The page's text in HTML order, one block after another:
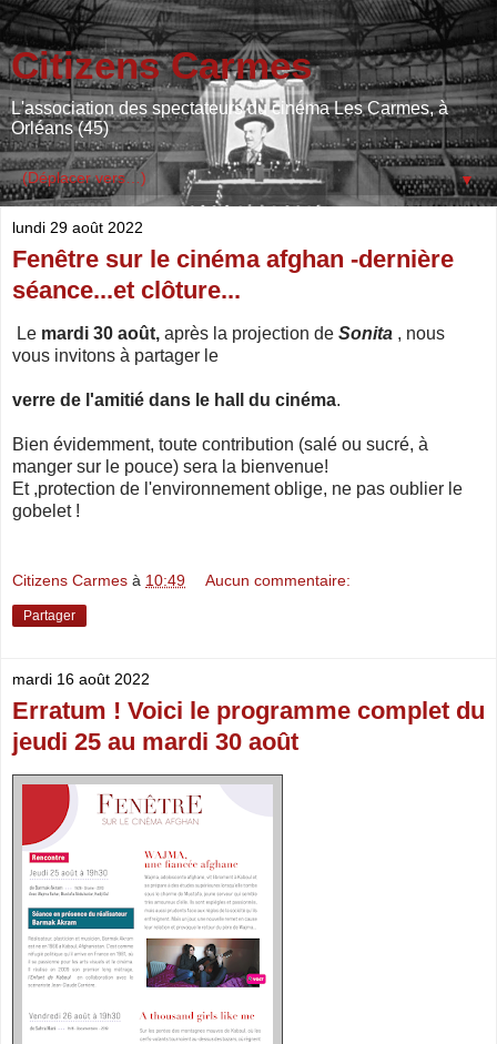
Citizens Carmes
L'association des spectateurs du cinéma Les Carmes, à
Orléans (45)
▼
lundi 29 août 2022
Fenêtre sur le cinéma afghan -dernière
séance...et clôture...
Le mardi 30 août, après la projection de Sonita , nous
vous invitons à partager le
verre de l'amitié dans le hall du cinéma.
Bien évidemment, toute contribution (salé ou sucré, à
manger sur le pouce) sera la bienvenue!
Et ,protection de l'environnement oblige, ne pas oublier le
gobelet !
Citizens Carmes à 10:49 Aucun commentaire:
Partager
mardi 16 août 2022
Erratum ! Voici le programme complet du
jeudi 25 au mardi 30 août